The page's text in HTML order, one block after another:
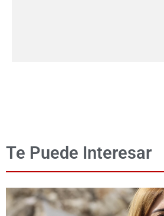
Te Puede Interesar